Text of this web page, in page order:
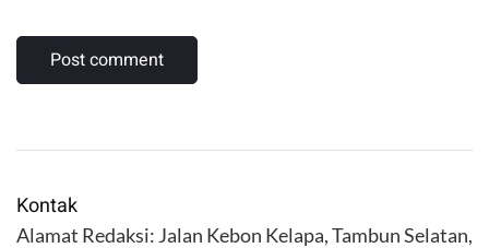
Kontak
Alamat Redaksi: Jalan Kebon Kelapa, Tambun Selatan,